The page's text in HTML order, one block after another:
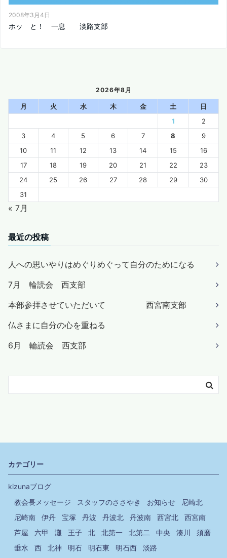
2008年3月4日
ホッ と！ 一息 淡路支部
2026年8月
月 火 水 木 金 土
日
1
2
3
4 5 6 7 8
9
10
11 12 13 14 15
16
17
18 19 20 21 22
23
24
25 26 27 28 29
30
31
« 7月
最近の投稿
人への思いやりはめぐりめぐって自分のためになる
7月 輪読会 西支部
本部参拝させていただいて 西宮南支部
仏さまに自分の心を重ねる
6月 輪読会 西支部
カテゴリー
kizunaブログ
教会長メッセージ
スタッフのささやき お知らせ
尼崎北
尼崎南
伊丹 宝塚 丹波 丹波北 丹波南 西宮北
西宮南
芦屋
六甲 灘 王子 北 北第一 北第二 中央 湊川
須磨
垂水
西 北神 明石 明石東 明石西 淡路